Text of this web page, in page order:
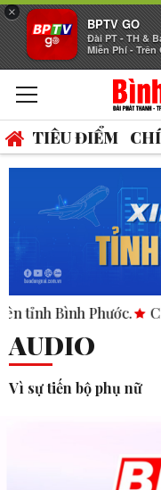
×
BPTV GO
Đài PT - TH &
Miễn Phí - Trên
TIÊU ĐIỂM
Phước. Công bố
AUDIO
Vì sự tiến bộ phụ nữ